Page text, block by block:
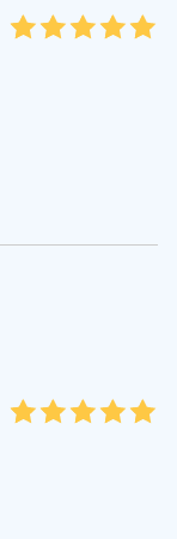
45
4
35
3
25
2
15
1
05
45
4
35
3
25
2
15
1
05